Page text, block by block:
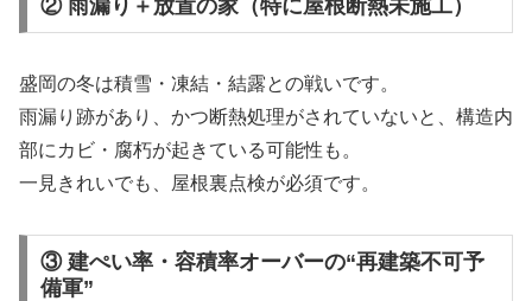
② 雨漏り＋放置の家（特に屋根断熱未施工）
盛岡の冬は積雪・凍結・結露との戦いです。
雨漏り跡があり、かつ断熱処理がされていないと、構造内
部にカビ・腐朽が起きている可能性も。
一見きれいでも、屋根裏点検が必須です。
③ 建ぺい率・容積率オーバーの“再建築不可予
備軍”